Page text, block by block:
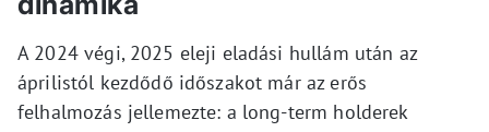
A 2024 végi, 2025 eleji eladási hullám után az
áprilistól kezdődő időszakot már az erős
felhalmozás jellemezte: a long-term holderek